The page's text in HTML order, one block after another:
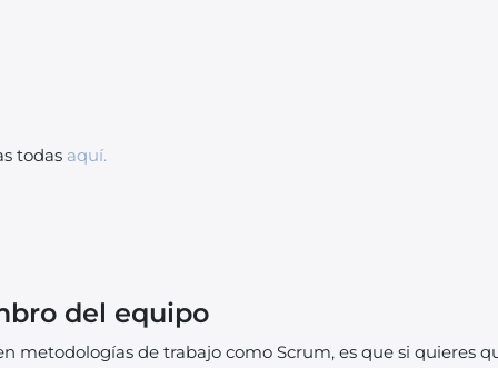
todas aquí.
del equipo
metodologías de trabajo como Scrum, es que si quieres